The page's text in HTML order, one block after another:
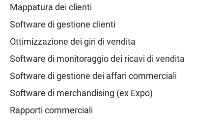
Mappatura dei clienti
Software di gestione clienti
Ottimizzazione dei giri di vendita
Software di monitoraggio dei ricavi di vendita
Software di gestione dei affari commerciali
Software di merchandising (ex Expo)
Rapporti commerciali